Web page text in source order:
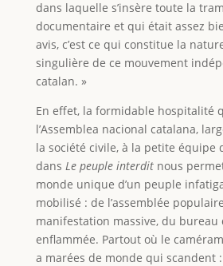
dans laquelle s’insère toute la
documentaire et qui était assez
avis, c’est ce qui constitue la
singulière de ce mouvement
catalan. »
En effet, la formidable hospitalité
l’Assemblea nacional catalana,
la société civile, à la petite équipe
dans Le peuple interditnous
monde unique d’un peuple
mobilisé : de l’assemblée
manifestation massive, du bureau
enflammée. Partout où le
a marées de monde qui scandent